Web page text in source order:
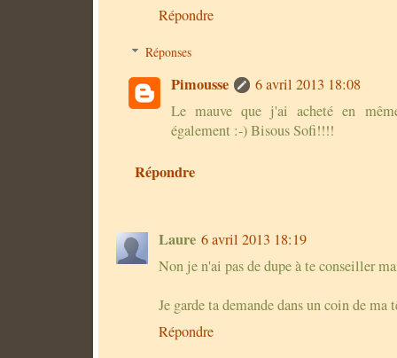
Répondre
Réponses
Pimousse
6 avril 2013 18:08
Le mauve que j'ai acheté en
également :-) Bisous Sofi!!!!
Répondre
Laure 6 avril 2013 18:19
Non je n'ai pas de dupe à te conseiller
Je garde ta demande dans un coin de ma
Répondre